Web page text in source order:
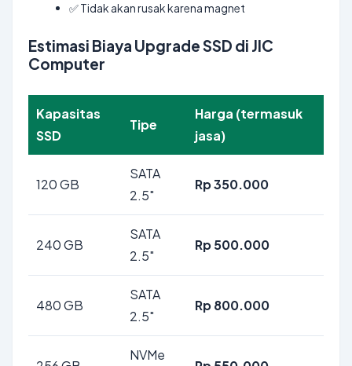
✅ Tidak akan rusak karena magnet
Estimasi Biaya Upgrade SSD di JIC
Computer
Kapasitas
SSD
Tipe
Harga (termasuk
jasa)
120 GB
SATA
2.5"
Rp 350.000
240 GB
SATA
2.5"
Rp 500.000
480 GB
SATA
2.5"
Rp 800.000
NVMe